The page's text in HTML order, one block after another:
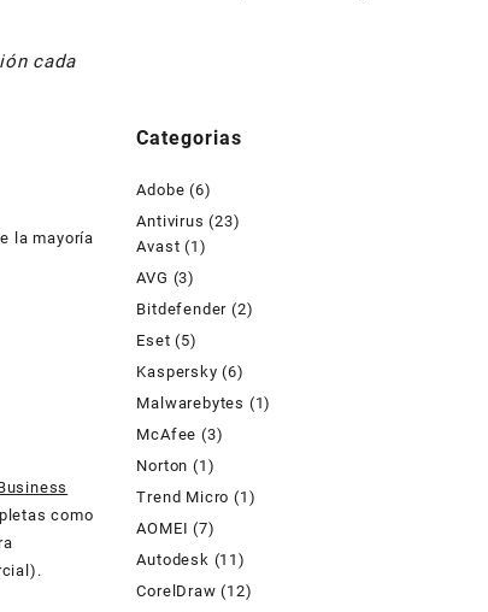
cada
la mayoría
como
Categorias
Adobe (6)
Antivirus (23)
Avast (1)
AVG (3)
Bitdefender (2)
Eset (5)
Kaspersky (6)
Malwarebytes (1)
McAfee (3)
Norton (1)
Trend Micro (1)
AOMEI (7)
Autodesk (11)
CorelDraw (12)